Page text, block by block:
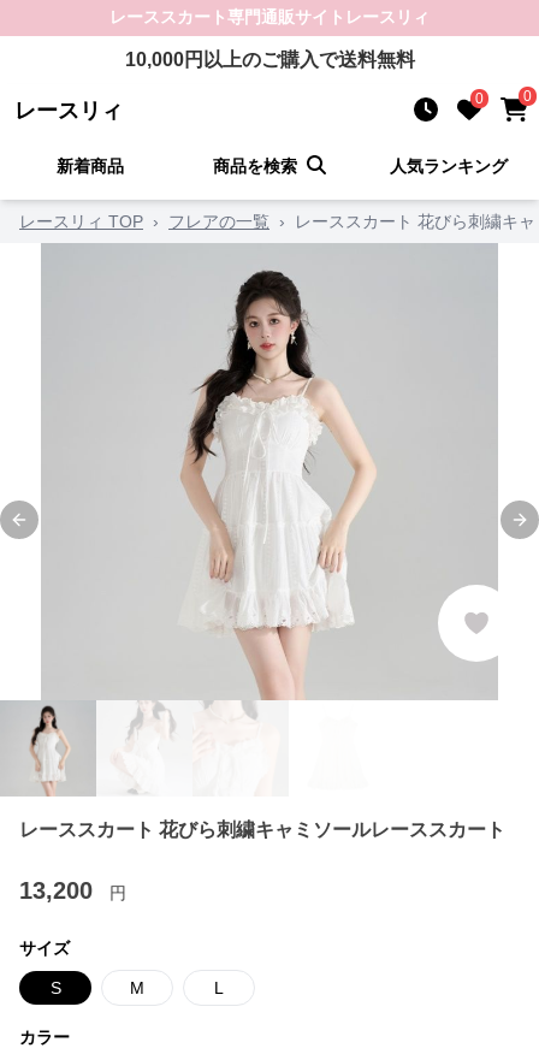
レーススカート専門通販サイト レースリィ
10,000円以上のご購入で送料無料
レースリィ 0 0
新着商品 商品を検索 人気ランキング
レースリィ TOP › フレアの一覧 › レーススカート 花びら刺繍キ
Previous slide
レーススカート 花びら刺繍キャミソールレーススカート
13,200 円
サイズ
S M L
カラー